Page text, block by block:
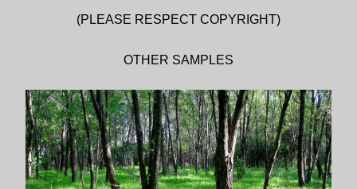
(PLEASE RESPECT COPYRIGHT)
OTHER SAMPLES